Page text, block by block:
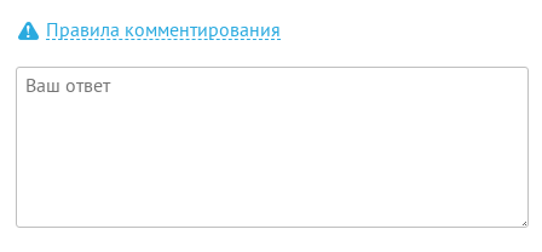
Правила комментирования